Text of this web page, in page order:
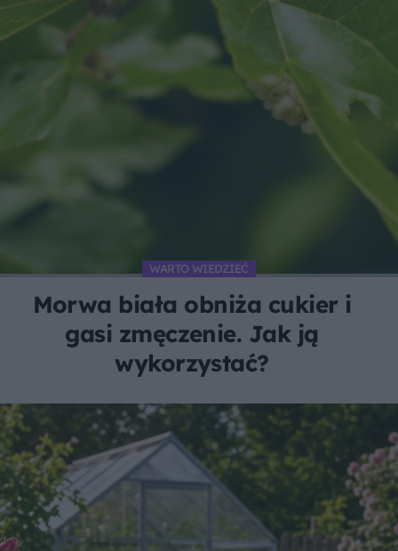
WARTO WIEDZIEĆ
Morwa biała obniża cukier i
gasi zmęczenie. Jak ją
wykorzystać?